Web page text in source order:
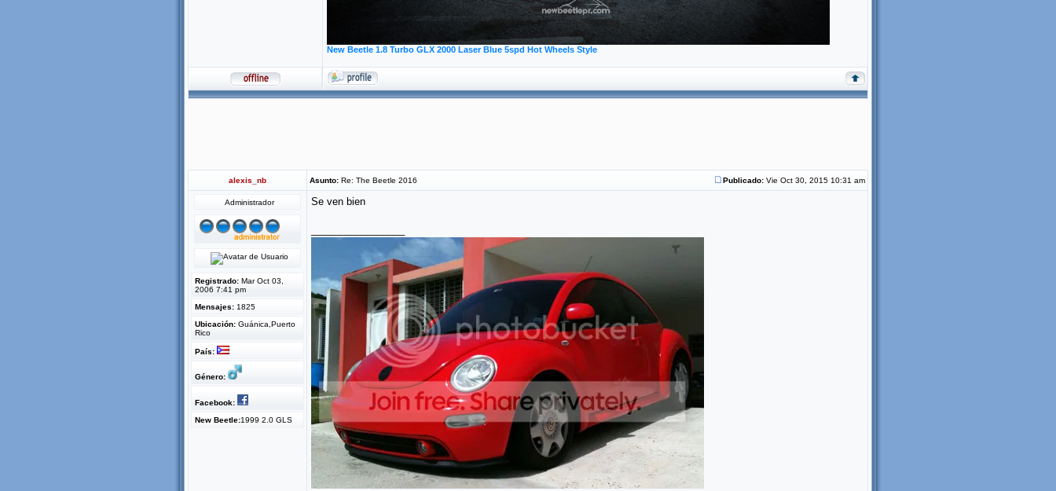
New Beetle 1.8 Turbo GLX 2000 Laser Blue 5spd Hot Wheels Style
alexis_nb Asunto: Re: The Beetle 2016 Publicado: Vie Oct 30, 2015 10:31 am
Administrador
Registrado: Mar Oct 03,
2006 7:41 pm
Mensajes: 1825
Ubicación: Guánica,Puerto
Rico
País:
Género:
Facebook:
New Beetle:1999 2.0 GLS
Se ven bien